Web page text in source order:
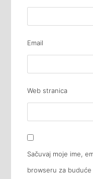
Email
Web stranica
Sačuvaj moje ime,
browseru za